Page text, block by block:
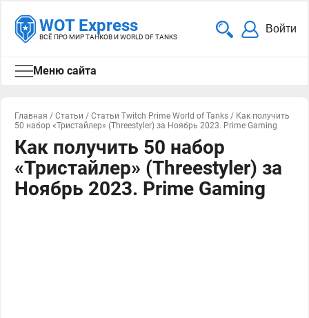
WOT Express
ВСЁ ПРО МИР ТАНКОВ И WORLD OF TANKS
Войти
Меню сайта
Главная / Статьи / Статьи Twitch Prime World of Tanks / Как получить
50 набор «Тристайлер» (Threestyler) за Ноябрь 2023. Prime Gaming
Как получить 50 набор
«Тристайлер» (Threestyler) за
Ноябрь 2023. Prime Gaming